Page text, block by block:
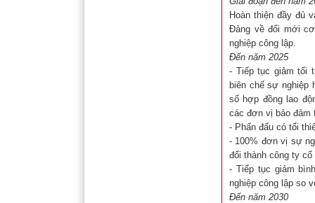
Hoàn thiện đầy đủ
Đảng về đổi mới
nghiệp công lập.
Đến năm 2025
- Tiếp tục giảm tối
biên chế sự
số hợp đồng lao
các đơn vị bảo đảm
- Phấn đấu có tối
- 100% đơn vị sự
đổi thành công ty cổ
- Tiếp tục giảm
nghiệp công lập so
Đến năm 2030